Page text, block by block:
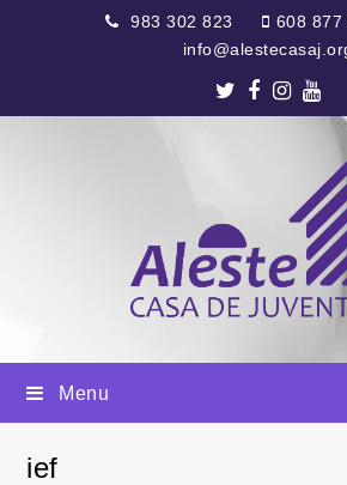
983 302 823
608 877
Twitter
Facebook
Menu
ief